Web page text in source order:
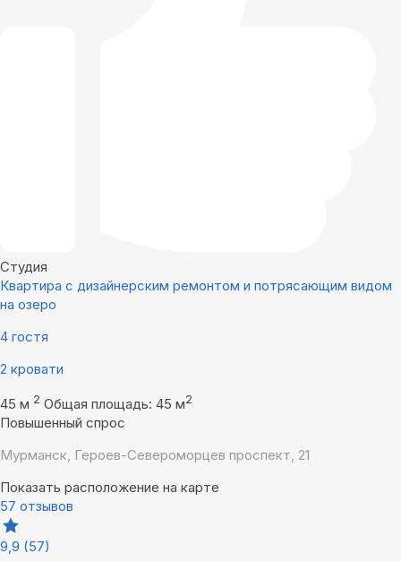
Студия
Квартира с дизайнерским ремонтом и потрясающим видом
на озеро
4 гостя
2 кровати
45 м 2 Общая площадь: 45 м2
Повышенный спрос
Мурманск, Героев-Североморцев проспект, 21
Показать расположение на карте
57 отзывов
9,9 (57)